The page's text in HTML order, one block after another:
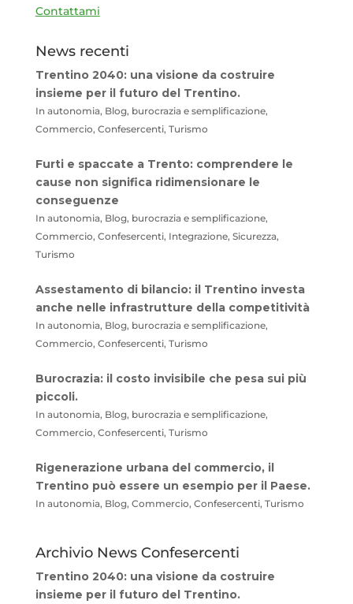
Contattami
News recenti
Trentino 2040: una visione da costruire
insieme per il futuro del Trentino.
In autonomia, Blog, burocrazia e semplificazione,
Commercio, Confesercenti, Turismo
Furti e spaccate a Trento: comprendere le
cause non significa ridimensionare le
conseguenze
In autonomia, Blog, burocrazia e semplificazione,
Commercio, Confesercenti, Integrazione, Sicurezza,
Turismo
Assestamento di bilancio: il Trentino investa
anche nelle infrastrutture della competitività
In autonomia, Blog, burocrazia e semplificazione,
Commercio, Confesercenti, Turismo
Burocrazia: il costo invisibile che pesa sui più
piccoli.
In autonomia, Blog, burocrazia e semplificazione,
Commercio, Confesercenti, Turismo
Rigenerazione urbana del commercio, il
Trentino può essere un esempio per il Paese.
In autonomia, Blog, Commercio, Confesercenti, Turismo
Archivio News Confesercenti
Trentino 2040: una visione da costruire
insieme per il futuro del Trentino.